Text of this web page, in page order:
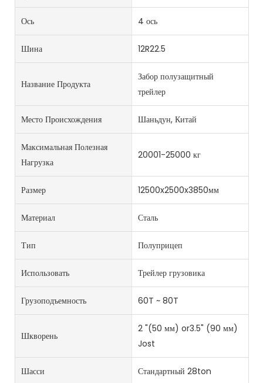
Ось 4 ось
Шина 12R22.5
Название Продукта
Забор полузащитный
трейлер
Место Происхождения Шаньдун, Китай
Максимальная Полезная
Нагрузка
20001-25000 кг
Размер 12500x2500x3850мм
Материал Сталь
Тип Полуприцеп
Использовать Трейлер грузовика
Грузоподъемность 60T ~ 80T
Шкворень
2 "(50 мм) or3.5" (90 мм)
Jost
Шасси Стандартный 28ton